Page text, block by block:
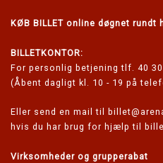
KØB BILLET online døgnet rundt
BILLETKONTOR:
For personlig betjening tlf. 40
(Åbent dagligt kl. 10 - 19 på
Eller send en mail til
hvis du har brug for hjælp til
Virksomheder og grupperabat